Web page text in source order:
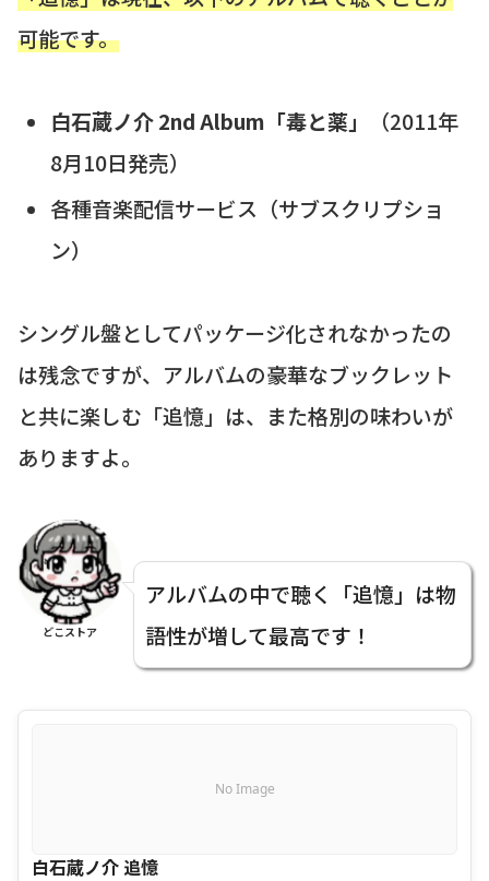
可能です。
白石蔵ノ介 2nd Album「毒と薬」
（2011年
8月10日発売）
各種音楽配信サービス（サブスクリプショ
ン）
シングル盤としてパッケージ化されなかったの
は残念ですが、アルバムの豪華なブックレット
と共に楽しむ「追憶」は、また格別の味わいが
ありますよ。
どこストア
アルバムの中で聴く「追憶」は物
語性が増して最高です！
No Image
白石蔵ノ介 追憶